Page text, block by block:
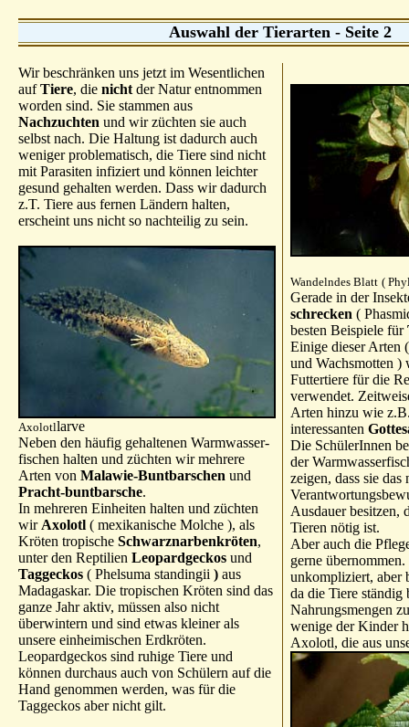
Auswahl der Tierarten - Seite 2
Wir beschränken uns jetzt im Wesentlichen
aufTiere, die nicht der Natur entnommen
worden sind. Sie stammen aus
Nachzuchten und wir züchten sie auch
selbst nach. Die Haltung ist dadurch auch
weniger problematisch, die Tiere sind nicht
mit Parasiten infiziert und können leichter
gesund gehalten werden. Dass wir dadurch
z.T. Tiere aus fernen Ländern halten,
erscheint uns nicht so nachteilig zu sein.
Axolotllarve
Neben den häufig gehaltenen Warmwasser-
fischen halten und züchten wir mehrere
Arten von Malawie-Buntbarschen und
Pracht-buntbarsche.
In mehreren Einheiten halten und züchten
wir Axolotl ( mexikanische Molche ), als
Kröten tropische Schwarznarbenkröten,
unter den Reptilien Leopardgeckos und
Taggeckos ( Phelsuma standingii ) aus
Madagaskar. Die tropischen Kröten sind das
ganze Jahr aktiv, müssen also nicht
überwintern und sind etwas kleiner als
unsere einheimischen Erdkröten.
Leopardgeckos sind ruhige Tiere und
können durchaus auch von Schülern auf die
Hand genommen werden, was für die
Taggeckos aber nicht gilt.
Wandelndes Blatt (
Gerade in der
schrecken (
besten Beispiele für
Einige dieser Arten
und Wachsmotten )
Futtertiere für die
verwendet.
Arten hinzu wie
interessanten
Die SchülerInnen
der
zeigen, dass sie das
Ausdauer besitzen,
Tieren nötig ist.
Aber auch die
gerne
unkompliziert, aber
da die Tiere ständig
Nahrungsmengen
wenige der Kinder
Axolotl, die aus